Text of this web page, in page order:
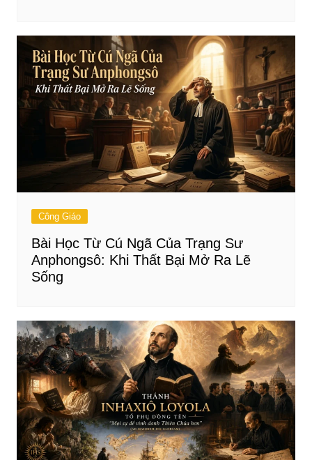
Công Giáo
Bài Học Từ Cú Ngã Của Trạng Sư
Anphongsô: Khi Thất Bại Mở Ra Lẽ
Sống